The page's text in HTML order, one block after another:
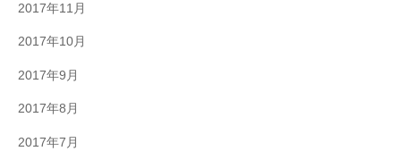
2017年11月
2017年10月
2017年9月
2017年8月
2017年7月